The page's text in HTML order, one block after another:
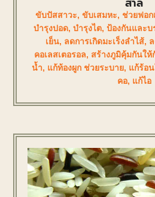
ขับปัสสาวะ, ขับเสมหะ, ช่วยฟอก
บำรุงปอด, บำรุงไต, ป้องกันและบ
เย็น, ลดการเกิดมะเร็งลำไส้,
คอเลสเตอรอล, สร้างภูมิคุ้มกันให้
น้ำ, แก้ท้องผูก ช่วยระบาย, แก้ร้อ
คอ, แก้ไอ